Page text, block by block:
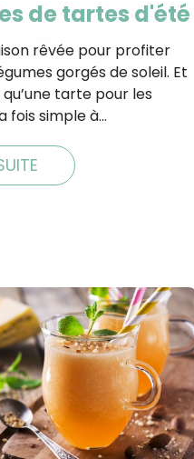
de tartes d'été
rêvée pour profiter
gorgés de soleil. Et
tarte pour les
fois simple à…